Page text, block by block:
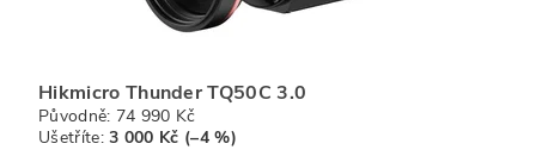
Hikmicro Thunder TQ50C 3.0
Původně: 74 990 Kč
Ušetříte:3 000 Kč (–4 %)